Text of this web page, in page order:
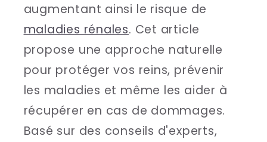
augmentant ainsi le risque de
maladies rénales. Cet article
propose une approche naturelle
pour protéger vos reins, prévenir
les maladies et même les aider à
récupérer en cas de dommages.
Basé sur des conseils d'experts,